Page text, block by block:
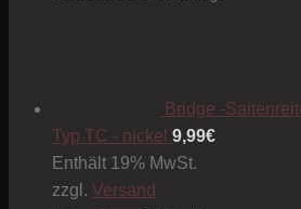
Bridge -
Typ TC - nickel 9,99€
Enthält 19% MwSt.
zzgl. Versand